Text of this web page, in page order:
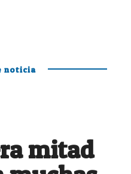
noticia
mitad